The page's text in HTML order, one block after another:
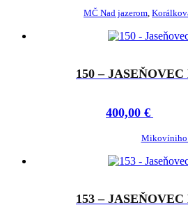
MČ Nad jazerom
150 –
400,00 €
Mikovíniho
153 –